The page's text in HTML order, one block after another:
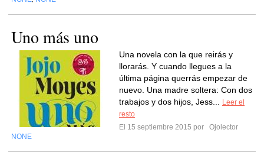
Uno más uno
Una novela con la que reirás y
llorarás. Y cuando llegues a la
última página querrás empezar de
nuevo. Una madre soltera: Con dos
trabajos y dos hijos, Jess...
Leer el
resto
El 15 septiembre 2015 por
Ojolector
NONE